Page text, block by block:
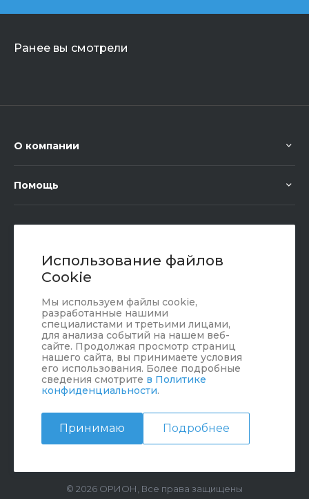
Использование файлов
Cookie
Мы используем файлы cookie,
разработанные нашими
специалистами и третьими лицами,
для анализа событий на нашем веб-
сайте. Продолжая просмотр страниц
нашего сайта, вы принимаете условия
его использования. Более подробные
сведения смотрите в Политике
конфиденциальности.
Принимаю Подробнее
Ранее вы смотрели
О компании
Помощь
г. Юрюзань, ул. Пролетарская, 101
© 2026 ОРИОН, Все права защищены